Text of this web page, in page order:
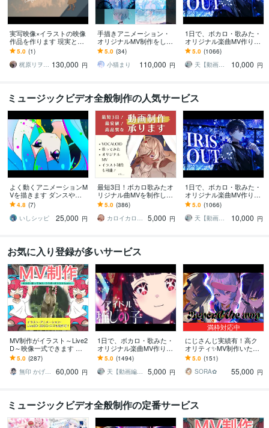
実写映像×イラストの映像
作品を作ります 現実と想
像を掛け合わせて表現の
幅を広げませんか？
5.0 (1)
梶原リヲ hirameku works 130,000 円
手描きアニメーション・
オリジナルMV制作をしま
す 小猫まりのオリジナル
動画制作（アニメーショ
ン・キャラクター）
5.0 (34)
小猫まり
110,000 円
1日で、ボカロ・歌みた・
オリジナル楽曲MV作りま
す ボカロ曲などの歌って
みたのオリジナルMV、PV
制作致します！
5.0 (1066)
天【動画編集】
10,000 円
ミュージックビデオ全般制作の人気サービス
よく動くアニメーションM
Vを描きます ダンスやア
クションなどたくさん動
かします！
4.8 (7)
いしシッピ
25,000 円
最短3日！ボカロ歌みたオ
リジナル曲MVを制作しま
す イラスト＆動画のセッ
ト制作も可能！初心者安
心！高クオリティ！
5.0 (386)
カロイカロ＊イラスト・動画制作
5,000 円
1日で、ボカロ・歌みた・
オリジナル楽曲MV作りま
す ボカロ曲などの歌って
みたのオリジナルMV、PV
制作致します！
5.0 (1066)
天【動画編集】
10,000 円
お気に入り登録が多いサービス
MV制作がイラスト～Live2
D～映像一式できます 実
績400件超！大手Vtuberや
企業、個人、趣味まで対
応
5.0 (287)
無印 かげひと
60,000 円
1日で、ボカロ・歌みた・
オリジナル楽曲MV作りま
す 本家風など、ご希望に
合わせて制作させて頂き
ます！
5.0 (1494)
天【動画編集】
5,000 円
満枠対応中
にじさんじ実績有！高ク
オリティ✨MV制作いたし
ます オリジナル曲/歌って
みた/ティザーPV/OPED/
ライブVJ
5.0 (151)
SORA✿
55,000 円
ミュージックビデオ全般制作の定番サービス